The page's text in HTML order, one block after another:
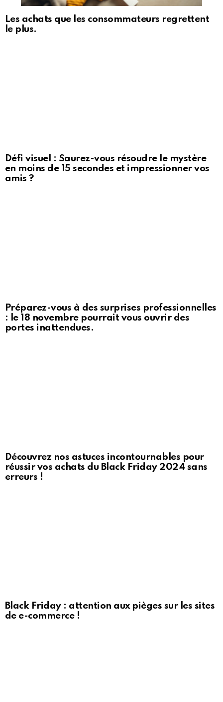
Les achats que les consommateurs regrettent
le plus.
Défi visuel : Saurez-vous résoudre le mystère
en moins de 15 secondes et impressionner vos
amis ?
Préparez-vous à des surprises professionnelles
: le 18 novembre pourrait vous ouvrir des
portes inattendues.
Découvrez nos astuces incontournables pour
réussir vos achats du Black Friday 2024 sans
erreurs !
Black Friday : attention aux pièges sur les sites
de e-commerce !